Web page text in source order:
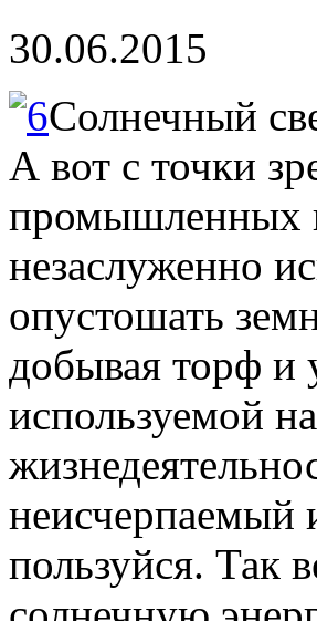
30.06.2015
Солнечный
А вот с точки
промышленных
незаслуженно
опустошать
добывая торф и
используемой
неисчерпаемый
пользуйся. Так